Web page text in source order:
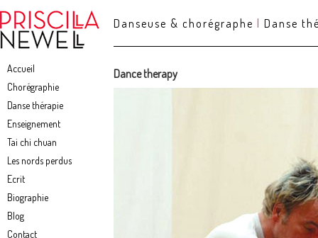
Danseuse & chorégraphe Danse
Accueil
Chorégraphie
Danse thérapie
Enseignement
Tai chi chuan
Les nords perdus
Ecrit
Biographie
Blog
Contact
Dance therapy